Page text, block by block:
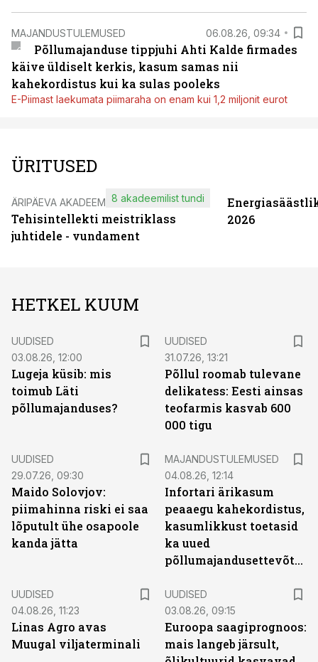
MAJANDUSTULEMUSED 06.08.26, 09:34
Põllumajanduse tippjuhi Ahti Kalde firmades
käive üldiselt kerkis, kasum samas nii
kahekordistus kui ka sulas pooleks
E-Piimast laekumata piimaraha on enam kui 1,2 miljonit eurot
ÜRITUSED
ÄRIPÄEVA AKADEEMIA
Tehisintellekti meistriklass
juhtidele - vundament
8 akadeemilist tundi
2026
HETKEL KUUM
UUDISED
03.08.26, 12:00
Lugeja küsib: mis
toimub Läti
põllumajanduses?
UUDISED
31.07.26, 13:21
Põllul roomab tulevane
delikatess: Eesti ainsas
teofarmis kasvab 600
000 tigu
UUDISED
29.07.26, 09:30
Maido Solovjov:
piimahinna riski ei saa
lõputult ühe osapoole
kanda jätta
MAJANDUSTULEMUSED
04.08.26, 12:14
Infortari ärikasum
peaaegu kahekordistus,
kasumlikkust toetasid
ka uued
põllumajandusettevõtted
UUDISED
04.08.26, 11:23
Linas Agro avas
Muugal viljaterminali
UUDISED
03.08.26, 09:15
Euroopa saagiprognoos:
mais langeb järsult,